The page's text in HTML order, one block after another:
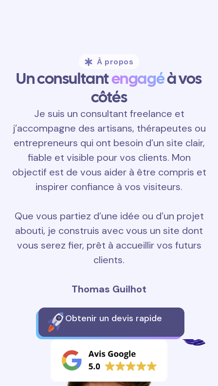
À propos
Un consultantengagéà vos
côtés
Je suis un consultant freelance et
j’accompagne des artisans, thérapeutes ou
entrepreneurs qui ont besoin d’un site clair,
fiable et visible pour vos clients. Mon
objectif est de vous aider à être compris et
inspirer confiance à vos visiteurs.
Que vous partiez d’une idée ou d’un projet
abouti, je construis avec vous un site dont
vous serez fier, prêt à accueillir vos futurs
clients.
Thomas Guilhot
Obtenir un devis rapide